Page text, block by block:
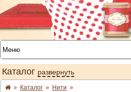
Каталог развернуть
» Каталог » Нити »